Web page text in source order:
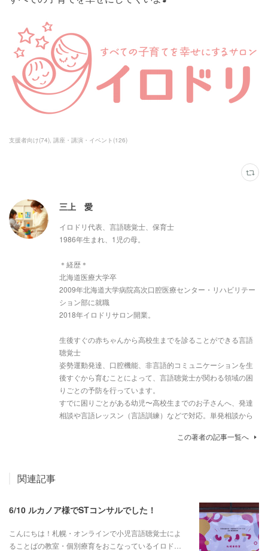
支援者向け(74) 講座・講演・イベント (126)
三上 愛
イロドリ代表、言語聴覚士、保育士
1986年生まれ、1児の母。
＊経歴＊
北海道医療大学卒
2009年北海道大学病院高次口腔医療センター・リハビリテー
ション部に就職
2018年イロドリサロン開業。
生後すぐの赤ちゃんから高校生までを診ることができる言語
聴覚士
姿勢運動発達、口腔機能、非言語的コミュニケーションを生
後すぐから育むことによって、言語聴覚士が関わる領域の困
りごとの予防を行っています。
すでに困りごとがある幼児〜高校生までのお子さんへ、発達
相談や言語レッスン（言語訓練）などで対応。単発相談から
この著者の記事一覧へ
関連記事
6/10 ルカノア様でSTコンサルでした！
こんにちは！札幌・オンラインで小児言語聴覚士によ
ることばの教室・個別療育をおこなっているイロド…